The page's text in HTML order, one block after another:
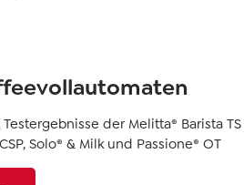
der Melitta® Barista
Solo® & Milk und Passione® OT